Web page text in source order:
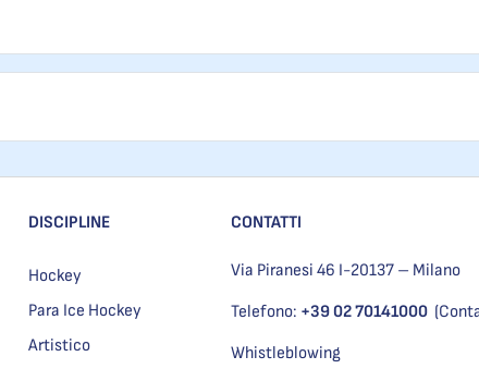
DISCIPLINE
Hockey
Para Ice Hockey
Artistico
CONTATTI
Via Piranesi 46 I-20137 – Milano
Telefono: +39 02 70141000
Whistleblowing